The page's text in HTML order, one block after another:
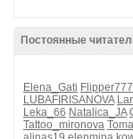
Постоянные
Elena_Gati Flipper777
LUBAFIRISANOVA
Leka_66 Natalica_JA
Tattoo_mironova